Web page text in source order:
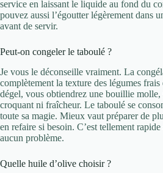
service en laissant le liquide au fond du
pouvez aussi l’égoutter légèrement dans
avant de servir.
Peut-on congeler le taboulé ?
Je vous le déconseille vraiment. La
complètement la texture des légumes frais
dégel, vous obtiendrez une bouillie molle,
croquant ni fraîcheur. Le taboulé se
toute sa magie. Mieux vaut préparer de
en refaire si besoin. C’est tellement rapide
aucun problème.
Quelle huile d’olive choisir ?